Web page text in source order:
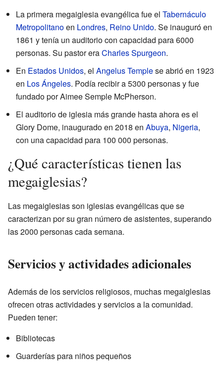
La primera megaiglesia evangélica fue el Tabernáculo
Metropolitanoen Londres, Reino Unido. Se inauguró en
1861 y tenía un auditorio con capacidad para 6000
personas. Su pastor eraCharles Spurgeon.
En Estados Unidos, el Angelus Templese abrió en 1923
en Los Ángeles. Podía recibir a 5300 personas y fue
fundado por Aimee Semple McPherson.
El auditorio de iglesia más grande hasta ahora es el
Glory Dome, inaugurado en 2018 en Abuya, Nigeria,
con una capacidad para 100 000 personas.
¿Qué características tienen las
megaiglesias?
Las megaiglesias son iglesias evangélicas que se
caracterizan por su gran número de asistentes, superando
las 2000 personas cada semana.
Servicios y actividades adicionales
Además de los servicios religiosos, muchas megaiglesias
ofrecen otras actividades y servicios a la comunidad.
Pueden tener:
Bibliotecas
Guarderías para niños pequeños